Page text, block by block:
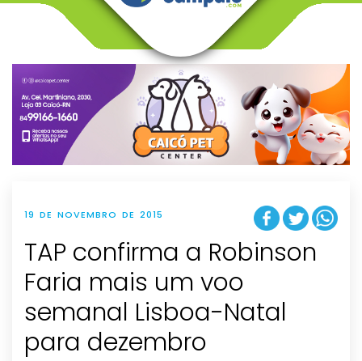
v
g
t
i
o
n
19 DE NOVEMBRO DE 2015
TAP confirma a Robinson
Faria mais um voo
semanal Lisboa-Natal
para dezembro